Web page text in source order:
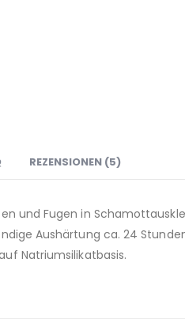
REZENSIONEN (5)
und Fugen in
Aushärtung ca. 24
Natriumsilikatbasis.